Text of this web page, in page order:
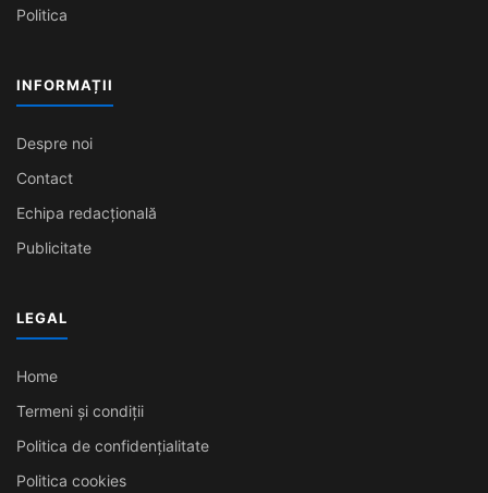
Politica
INFORMAȚII
Despre noi
Contact
Echipa redacțională
Publicitate
LEGAL
Home
Termeni și condiții
Politica de confidențialitate
Politica cookies